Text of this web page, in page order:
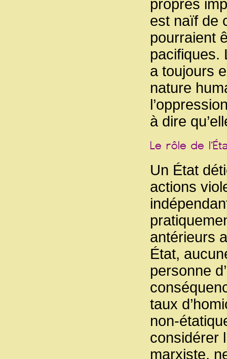
propres
est naïf de
pourraient
pacifiques.
a toujours
nature
à dire
Un État
actions
antérieurs
État,
personne
taux
non-
considérer
marxiste,